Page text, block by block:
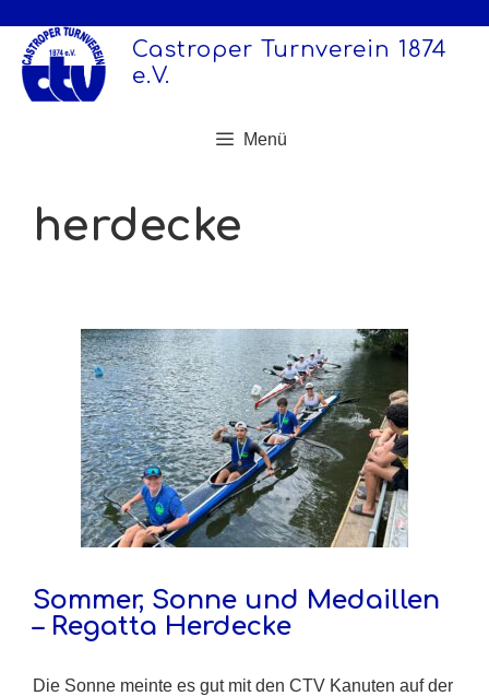
Inhalt
springen
Castroper Turnverein 1874
e.V.
Menü
herdecke
Sommer, Sonne und Medaillen
– Regatta Herdecke
Die Sonne meinte es gut mit den CTV Kanuten auf der